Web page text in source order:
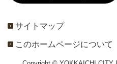
サイトマップ
このホームページについて